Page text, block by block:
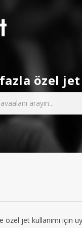
fazla özel
özel jet kullanımı için